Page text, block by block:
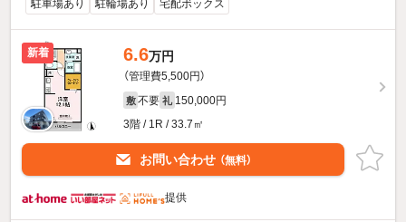
駐車場あり 駐輪場あり 宅配ボックス
新着 6.6万円
（管理費5,500円）
敷 不要 礼 150,000円
3階 / 1R / 33.7㎡
お問い合わせ （無料）
提供